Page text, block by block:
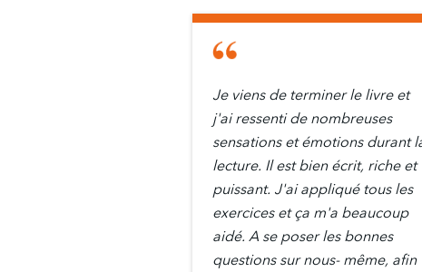
Je viens de terminer le livre et
j'ai ressenti de nombreuses
sensations et émotions durant
lecture. Il est bien écrit, riche et
puissant. J'ai appliqué tous les
exercices et ça m'a beaucoup
aidé. A se poser les bonnes
questions sur nous- même, afin